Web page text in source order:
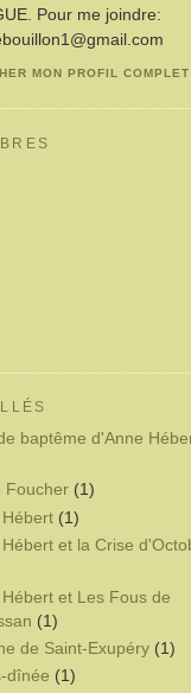
Pour me joindre:
MON PROFIL COMPLET
baptême d'Anne
Foucher (1)
(1)
et la Crise
et Les Fous de
(1)
de Saint-Exupéry (1)
dînée (1)